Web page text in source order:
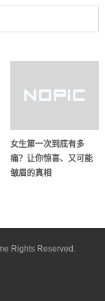
女生第一次到底有多
痛？让你惊喜、又可能
皱眉的真相
Rights Reserved.